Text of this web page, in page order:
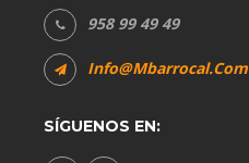
958 99 49 49
Info@mbarrocal.com
SÍGUENOS EN: